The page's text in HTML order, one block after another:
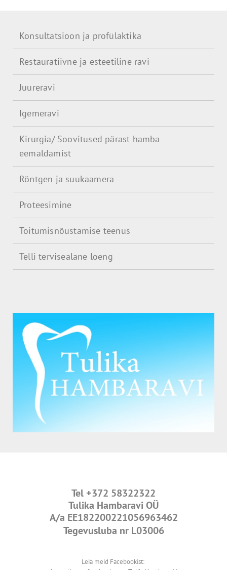
Konsultatsioon ja profülaktika
Restauratiivne ja esteetiline ravi
Juureravi
Igemeravi
Kirurgia/ Soovitused pärast hamba
eemaldamist
Röntgen ja suukaamera
Proteesimine
Toitumisnõustamise teenus
Telli tervisealane loeng
Tel +372 58322322
Tulika Hambaravi OÜ
A/a EE182200221056963462
Tegevusluba nr L03006
Leia meid Facebookist: